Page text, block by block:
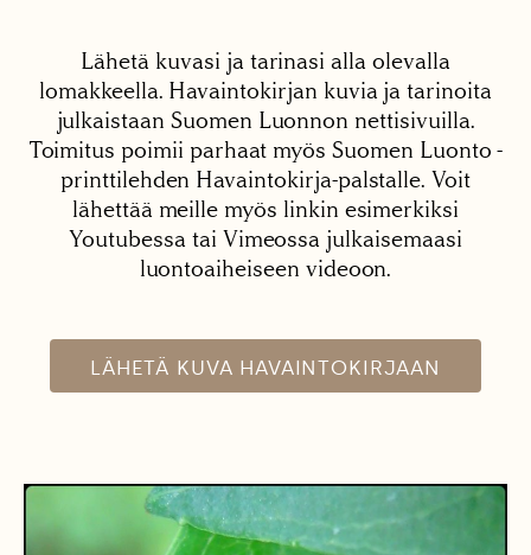
Lähetä kuvasi ja tarinasi alla olevalla
lomakkeella. Havaintokirjan kuvia ja tarinoita
julkaistaan Suomen Luonnon nettisivuilla.
Toimitus poimii parhaat myös Suomen Luonto -
printtilehden Havaintokirja-palstalle. Voit
lähettää meille myös linkin esimerkiksi
Youtubessa tai Vimeossa julkaisemaasi
luontoaiheiseen videoon.
LÄHETÄ KUVA HAVAINTOKIRJAAN